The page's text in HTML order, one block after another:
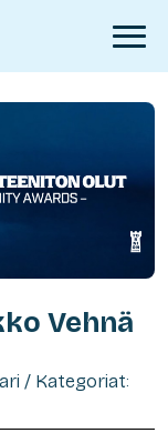
Vehnä
/ Kategoriat: